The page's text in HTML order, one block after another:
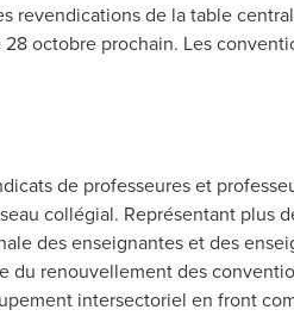
revendications de la table
octobre prochain. Les
de professeures et
collégial. Représentant plus
des enseignantes et des
du renouvellement des
intersectoriel en front